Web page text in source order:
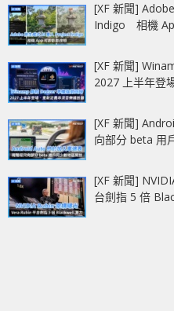
[XF 新聞]
Indigo 相機
[XF 新聞]
2027 上半年登
[XF 新聞]
向部分 beta 用
[XF 新聞]
台劍指 5 倍